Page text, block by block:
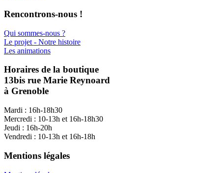
Rencontrons-nous !
Qui sommes-nous ?
Le projet - Notre histoire
Les animations
Horaires de la boutique
13bis rue Marie Reynoard
à Grenoble
Mardi : 16h-18h30
Mercredi : 10-13h et 16h-18h30
Jeudi : 16h-20h
Vendredi : 10-13h et 16h-18h
Mentions légales